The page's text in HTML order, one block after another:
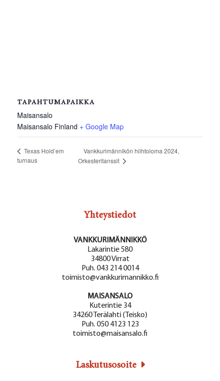
TAPAHTUMAPAIKKA
Maisansalo
Maisansalo Finland + Google Map
Texas Hold’em
turnaus
Vankkurimännikön hiihtoloma 2024,
Orkesteritanssit
Yhteystiedot
VANKKURIMÄNNIKKÖ
Lakarintie 580
34800 Virrat
Puh. 043 214 0014
toimisto@vankkurimannikko.fi
MAISANSALO
Kuterintie 34
34260 Terälahti (Teisko)
Puh. 050 4123 123
toimisto@maisansalo.fi
Laskutusosoite